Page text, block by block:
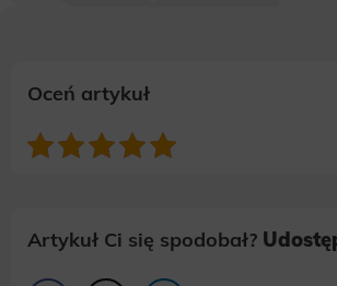
Oceń artykuł
Artykuł Ci się spodobał?